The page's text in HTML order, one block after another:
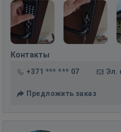
Контакты
+371 *** *** 07 Эл.
Предложить заказ